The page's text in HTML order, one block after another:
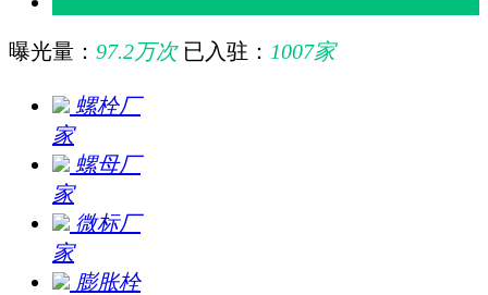
曝光量： 97.2万次 已入驻： 1007家
螺栓厂
家
螺母厂
家
微标厂
家
膨胀栓